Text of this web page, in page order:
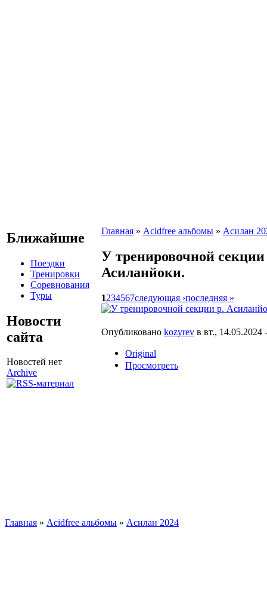
Ближайшие
Поездки
Тренировки
Соревнования
Туры
Новости
сайта
Новостей нет
Archive
Главная » Acidfree альбомы » Асилан
У тренировочной секции
Асиланйоки.
1234567следующая ›последняя »
Опубликовано kozyrev в вт., 14.05.2024
Original
Просмотреть
Главная » Acidfree альбомы » Асилан 2024